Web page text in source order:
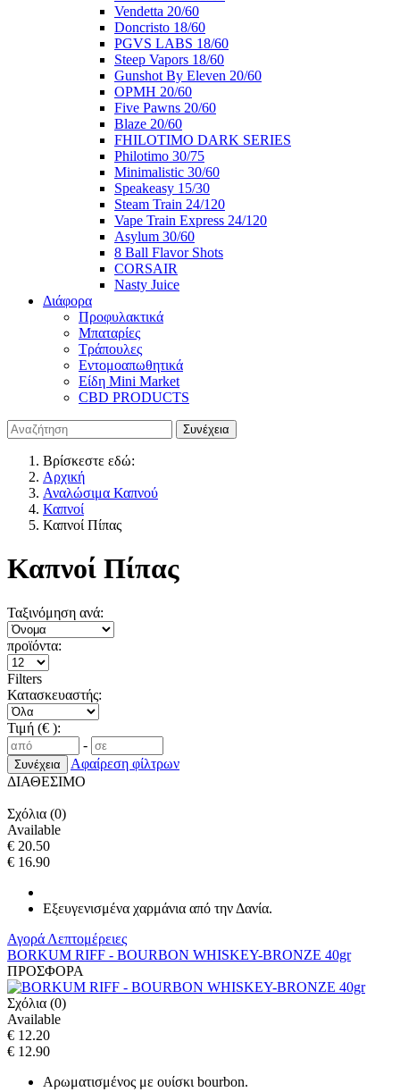
Vendetta 20/60
Doncristo 18/60
PGVS LABS 18/60
Steep Vapors 18/60
Gunshot By Eleven 20/60
ΟΡΜΗ 20/60
Five Pawns 20/60
Blaze 20/60
FHILOTIMO DARK SERIES
Philotimo 30/75
Minimalistic 30/60
Speakeasy 15/30
Steam Train 24/120
Vape Train Express 24/120
Asylum 30/60
8 Βall Flavor Shots
CORSAIR
Nasty Juice
Διάφορα
Προφυλακτικά
Μπαταρίες
Τράπουλες
Εντομοαπωθητικά
Είδη Mini Market
CBD PRODUCTS
Βρίσκεστε εδώ:
Αρχική
Αναλώσιμα Καπνού
Καπνοί
Καπνοί Πίπας
Καπνοί Πίπας
Ταξινόμηση ανά:
προϊόντα:
Filters
Κατασκευαστής:
Τιμή (€ ):
-
Αφαίρεση φίλτρων
ΔΙΑΘΕΣΙΜΟ
Σχόλια (0)
Available
€ 20.50
€ 16.90
Εξευγενισμένα χαρμάνια από την Δανία.
Αγορά Λεπτομέρειες
BORKUM RIFF - BOURBON WHISKEY-BRONZE 40gr
ΠΡΟΣΦΟΡΑ
Σχόλια (0)
Available
€ 12.20
€ 12.90
Αρωματισμένος με ουίσκι bourbon.